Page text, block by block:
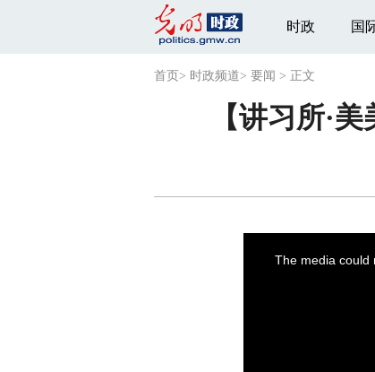
时政 国
首页 > 时政频道> 要闻 > 正文
【讲习所·
The media could